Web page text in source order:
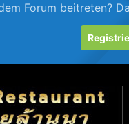
Forum beitreten?